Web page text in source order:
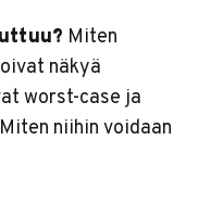
Miten
näkyä
worst-case ja
niihin voidaan